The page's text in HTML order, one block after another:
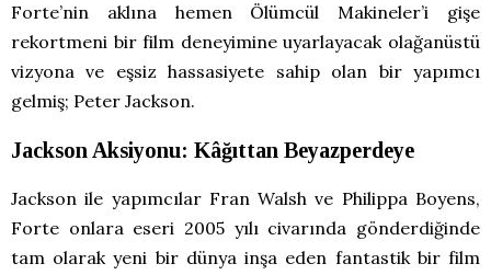
Forte’nin aklına hemen Ölümcül Makineler’i gişe
rekortmeni bir film deneyimine uyarlayacak olağanüstü
vizyona ve eşsiz hassasiyete sahip olan bir yapımcı
gelmiş; Peter Jackson.
Jackson Aksiyonu: Kâğıttan Beyazperdeye
Jackson ile yapımcılar Fran Walsh ve Philippa Boyens,
Forte onlara eseri 2005 yılı civarında gönderdiğinde
tam olarak yeni bir dünya inşa eden fantastik bir film